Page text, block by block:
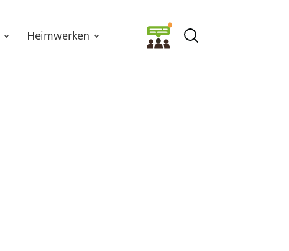
Heimwerken